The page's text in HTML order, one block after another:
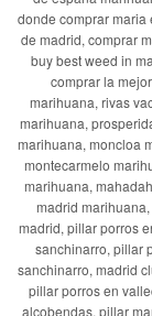
donde comprar maria
de madrid, comprar
buy best weed in
comprar la
marihuana, rivas
marihuana,
marihuana, moncloa
montecarmelo
marihuana,
madrid
madrid, pillar porros
sanchinarro, pillar
sanchinarro, madrid
pillar porros en
alcobendas, pillar